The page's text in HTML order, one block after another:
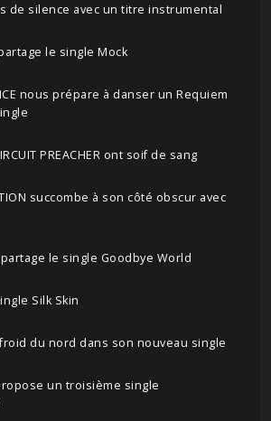
de silence avec un titre instrumental
partage le single Mock
nous prépare à danser un Requiem
PREACHER ont soif de sang
succombe à son côté obscur avec
partage le single Goodbye World
Silk Skin
froid du nord dans son nouveau single
un troisième single